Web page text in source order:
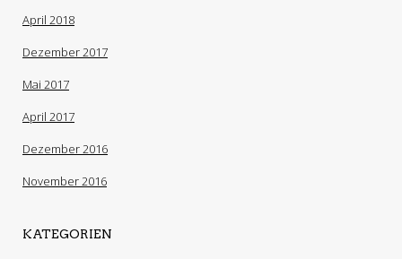
April 2018
Dezember 2017
Mai 2017
April 2017
Dezember 2016
November 2016
KATEGORIEN